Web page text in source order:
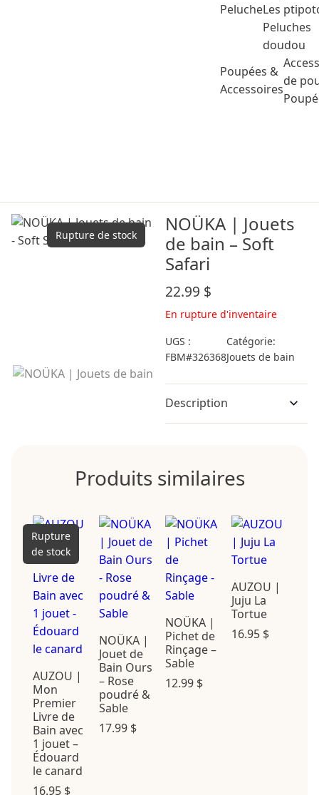
PelucheLes
Peluches
doudou
Poupées &
Accessoires
de
Rupture de stock
NOÜKA | Jouets
de bain – Soft
Safari
22.99 $
En rupture d'inventaire
UGS :
FBM#326368
Catégorie:
Jouets de bain
Description
Produits similaires
Rupture
de stock
AUZOU |
Mon
Premier
Livre de
Bain avec
1 jouet –
Édouard
le canard
16.95 $
NOÜKA |
Jouet de
Bain Ours
– Rose
poudré &
Sable
17.99 $
NOÜKA |
Pichet de
Rinçage –
Sable
12.99 $
AUZOU |
Juju La
Tortue
16.95 $